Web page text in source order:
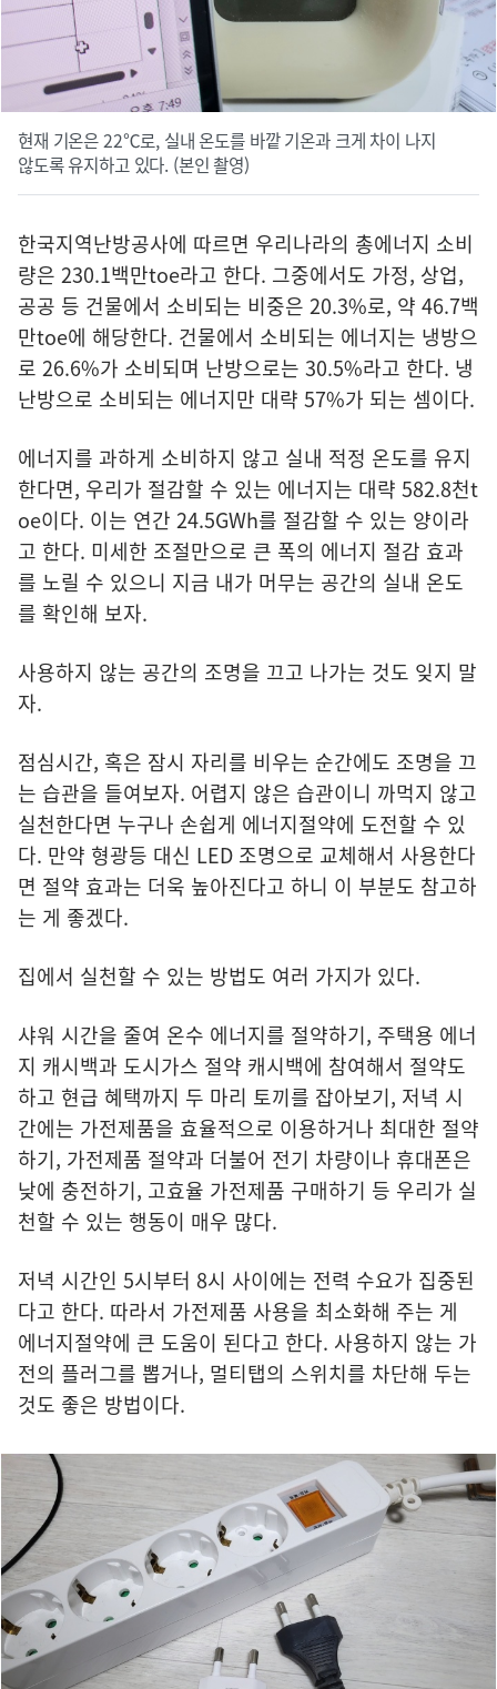
현재 기온은 22℃로, 실내 온도를 바깥 기온과 크게 차이 나지
않도록 유지하고 있다. (본인 촬영)
한국지역난방공사에 따르면 우리나라의 총에너지 소비
량은 230.1백만toe라고 한다. 그중에서도 가정, 상업,
공공 등 건물에서 소비되는 비중은 20.3%로, 약 46.7백
만toe에 해당한다. 건물에서 소비되는 에너지는 냉방으
로 26.6%가 소비되며 난방으로는 30.5%라고 한다. 냉
난방으로 소비되는 에너지만 대략 57%가 되는 셈이다.
에너지를 과하게 소비하지 않고 실내 적정 온도를 유지
한다면, 우리가 절감할 수 있는 에너지는 대략 582.8천t
oe이다. 이는 연간 24.5GWh를 절감할 수 있는 양이라
고 한다. 미세한 조절만으로 큰 폭의 에너지 절감 효과
를 노릴 수 있으니 지금 내가 머무는 공간의 실내 온도
를 확인해 보자.
사용하지 않는 공간의 조명을 끄고 나가는 것도 잊지 말
자.
점심시간, 혹은 잠시 자리를 비우는 순간에도 조명을 끄
는 습관을 들여보자. 어렵지 않은 습관이니 까먹지 않고
실천한다면 누구나 손쉽게 에너지절약에 도전할 수 있
다. 만약 형광등 대신 LED 조명으로 교체해서 사용한다
면 절약 효과는 더욱 높아진다고 하니 이 부분도 참고하
는 게 좋겠다.
집에서 실천할 수 있는 방법도 여러 가지가 있다.
샤워 시간을 줄여 온수 에너지를 절약하기, 주택용 에너
지 캐시백과 도시가스 절약 캐시백에 참여해서 절약도
하고 현급 혜택까지 두 마리 토끼를 잡아보기, 저녁 시
간에는 가전제품을 효율적으로 이용하거나 최대한 절약
하기, 가전제품 절약과 더불어 전기 차량이나 휴대폰은
낮에 충전하기, 고효율 가전제품 구매하기 등 우리가 실
천할 수 있는 행동이 매우 많다.
저녁 시간인 5시부터 8시 사이에는 전력 수요가 집중된
다고 한다. 따라서 가전제품 사용을 최소화해 주는 게
에너지절약에 큰 도움이 된다고 한다. 사용하지 않는 가
전의 플러그를 뽑거나, 멀티탭의 스위치를 차단해 두는
것도 좋은 방법이다.